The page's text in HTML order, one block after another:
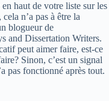
haut de votre liste sur les
n’a pas à être la
blogueur de
and Dissertation Writers.
peut aimer faire, est-ce
Sinon, c’est un signal
pas fonctionné après tout.